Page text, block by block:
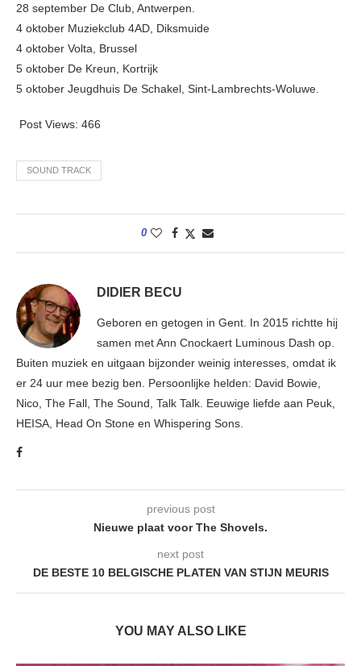
28 september De Club, Antwerpen.
4 oktober Muziekclub 4AD, Diksmuide
4 oktober Volta, Brussel
5 oktober De Kreun, Kortrijk
5 oktober Jeugdhuis De Schakel, Sint-Lambrechts-Woluwe.
Post Views: 466
SOUND TRACK
0
DIDIER BECU
Geboren en getogen in Gent. In 2015 richtte hij
samen met Ann Cnockaert Luminous Dash op.
Buiten muziek en uitgaan bijzonder weinig interesses, omdat ik
er 24 uur mee bezig ben. Persoonlijke helden: David Bowie,
Nico, The Fall, The Sound, Talk Talk. Eeuwige liefde aan Peuk,
HEISA, Head On Stone en Whispering Sons.
previous post
Nieuwe plaat voor The Shovels.
next post
DE BESTE 10 BELGISCHE PLATEN VAN STIJN MEURIS
YOU MAY ALSO LIKE